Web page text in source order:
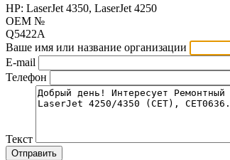
HP: LaserJet 4350, LaserJet 4250
OEM №
Q5422A
Ваше имя или название организации
E-mail
Телефон
Текст
Отправить